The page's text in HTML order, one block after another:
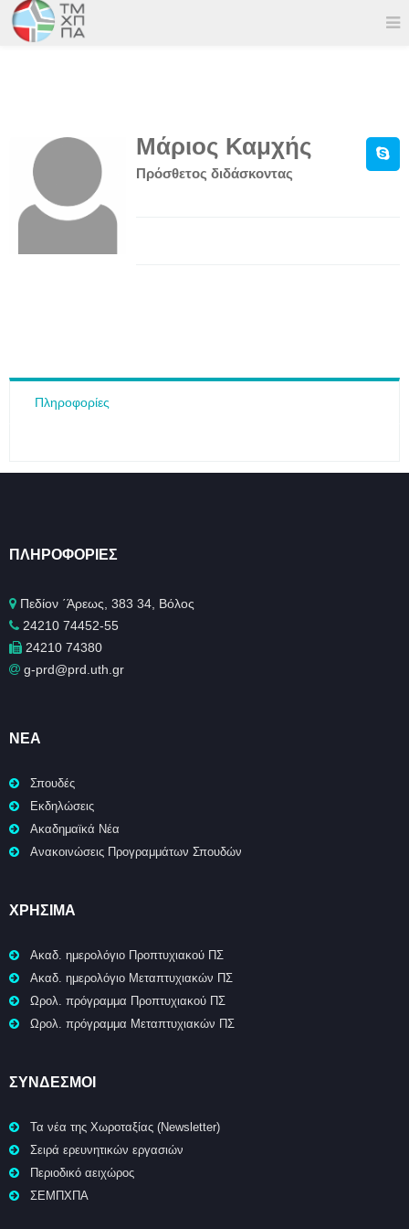
Μάριος Καμχής
Πρόσθετος διδάσκοντας
Πληροφορίες
ΠΛΗΡΟΦΟΡΊΕΣ
Πεδίον ΄Άρεως, 383 34, Βόλος
24210 74452-55
24210 74380
g-prd@prd.uth.gr
ΝΈΑ
Σπουδές
Εκδηλώσεις
Ακαδημαϊκά Νέα
Ανακοινώσεις Προγραμμάτων Σπουδών
ΧΡΉΣΙΜΑ
Ακαδ. ημερολόγιο Προπτυχιακού ΠΣ
Ακαδ. ημερολόγιο Μεταπτυχιακών ΠΣ
Ωρολ. πρόγραμμα Προπτυχιακού ΠΣ
Ωρολ. πρόγραμμα Μεταπτυχιακών ΠΣ
ΣΥΝΔΕΣΜΟΙ
Τα νέα της Χωροταξίας (Newsletter)
Σειρά ερευνητικών εργασιών
Περιοδικό αειχώρος
ΣΕΜΠΧΠΑ